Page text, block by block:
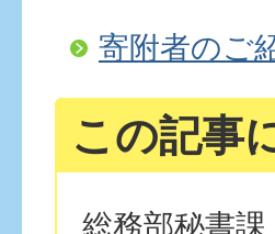
寄附者のご
この記事
総務部秘書課